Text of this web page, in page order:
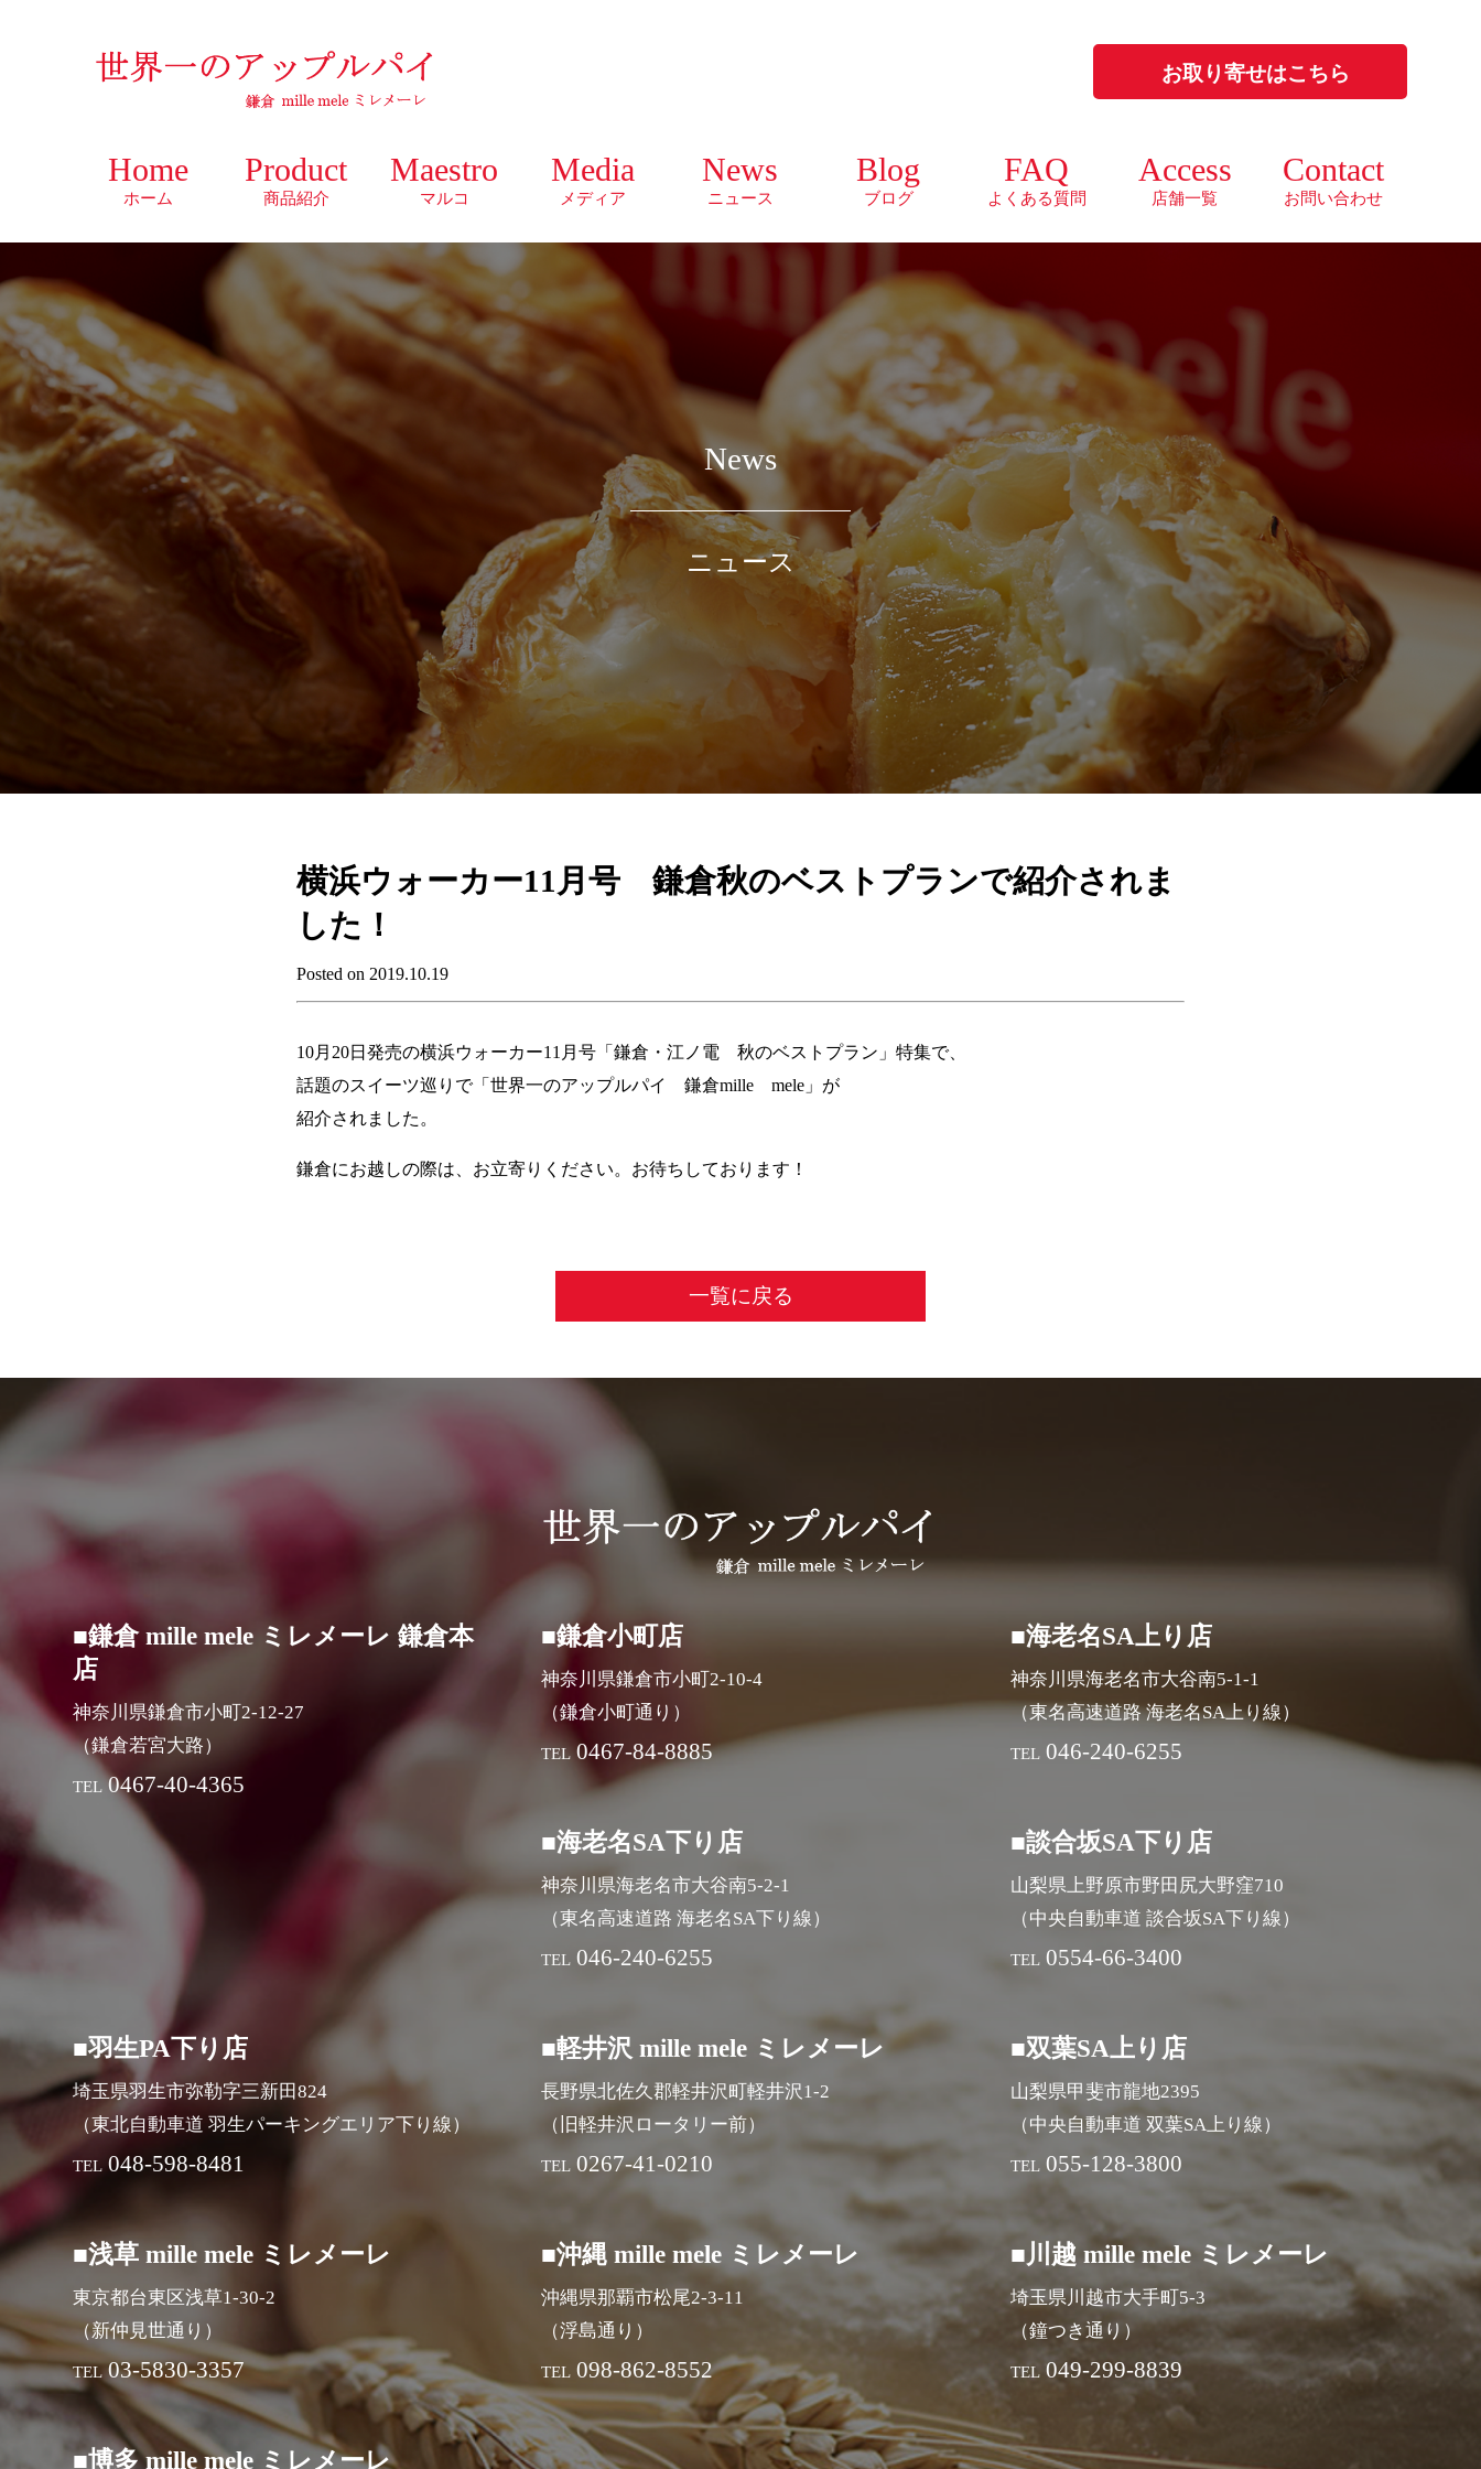
お取り寄せはこちら
Home
ホーム
Product
商品紹介
Maestro
マルコ
Media
メディア
News
ニュース
Blog
ブログ
FAQ
よくある質問
Access
店舗一覧
Contact
お問い合わせ
News
ニュース
横浜ウォーカー11月号 鎌倉秋のベストプランで紹介されま
した！
Posted on 2019.10.19
10月20日発売の横浜ウォーカー11月号「鎌倉・江ノ電 秋のベストプラン」特集で、
話題のスイーツ巡りで「世界一のアップルパイ 鎌倉mille mele」が
紹介されました。
鎌倉にお越しの際は、お立寄りください。お待ちしております！
一覧に戻る
■鎌倉 mille mele ミレメーレ 鎌倉本
店
神奈川県鎌倉市小町2-12-27
（鎌倉若宮大路）
TEL 0467-40-4365
■鎌倉小町店
神奈川県鎌倉市小町2-10-4
（鎌倉小町通り）
TEL 0467-84-8885
■海老名SA上り店
神奈川県海老名市大谷南5-1-1
（東名高速道路 海老名SA上り線）
TEL 046-240-6255
■海老名SA下り店
神奈川県海老名市大谷南5-2-1
（東名高速道路 海老名SA下り線）
TEL 046-240-6255
■談合坂SA下り店
山梨県上野原市野田尻大野窪710
（中央自動車道 談合坂SA下り線）
TEL 0554-66-3400
■羽生PA下り店
埼玉県羽生市弥勒字三新田824
（東北自動車道 羽生パーキングエリア下り線）
TEL 048-598-8481
■軽井沢 mille mele ミレメーレ
長野県北佐久郡軽井沢町軽井沢1-2
（旧軽井沢ロータリー前）
TEL 0267-41-0210
■双葉SA上り店
山梨県甲斐市龍地2395
（中央自動車道 双葉SA上り線）
TEL 055-128-3800
■浅草 mille mele ミレメーレ
東京都台東区浅草1-30-2
（新仲見世通り）
TEL 03-5830-3357
■沖縄 mille mele ミレメーレ
沖縄県那覇市松尾2-3-11
（浮島通り）
TEL 098-862-8552
■川越 mille mele ミレメーレ
埼玉県川越市大手町5-3
（鐘つき通り）
TEL 049-299-8839
■博多 mille mele ミレメーレ